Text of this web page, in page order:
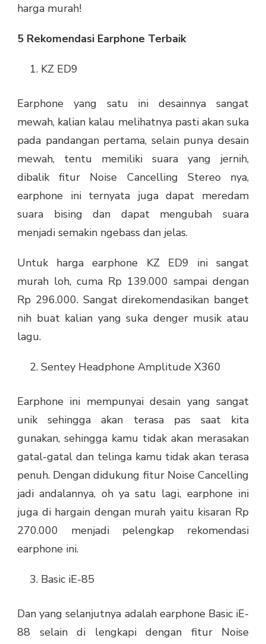
harga murah!
5 Rekomendasi Earphone Terbaik
KZ ED9
Earphone yang satu ini desainnya sangat
mewah, kalian kalau melihatnya pasti akan suka
pada pandangan pertama, selain punya desain
mewah, tentu memiliki suara yang jernih,
dibalik fitur Noise Cancelling Stereo nya,
earphone ini ternyata juga dapat meredam
suara bising dan dapat mengubah suara
menjadi semakin ngebass dan jelas.
Untuk harga earphone KZ ED9 ini sangat
murah loh, cuma Rp 139.000 sampai dengan
Rp 296.000. Sangat direkomendasikan banget
nih buat kalian yang suka denger musik atau
lagu.
Sentey Headphone Amplitude X360
Earphone ini mempunyai desain yang sangat
unik sehingga akan terasa pas saat kita
gunakan, sehingga kamu tidak akan merasakan
gatal-gatal dan telinga kamu tidak akan terasa
penuh. Dengan didukung fitur Noise Cancelling
jadi andalannya, oh ya satu lagi, earphone ini
juga di hargain dengan murah yaitu kisaran Rp
270.000 menjadi pelengkap rekomendasi
earphone ini.
Basic iE-85
Dan yang selanjutnya adalah earphone Basic iE-
88 selain di lengkapi dengan fitur Noise